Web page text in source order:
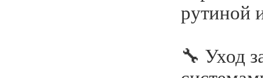
рутиной
🔧 Уход